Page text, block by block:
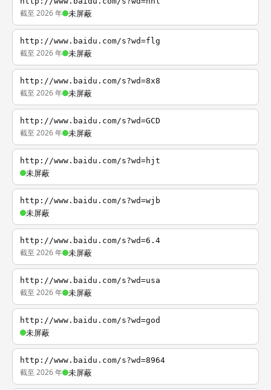
截至 2026 年 未屏蔽
http://www.baidu.com/s?wd=flg
截至 2026 年 未屏蔽
http://www.baidu.com/s?wd=8x8
截至 2026 年 未屏蔽
http://www.baidu.com/s?wd=GCD
截至 2026 年 未屏蔽
http://www.baidu.com/s?wd=hjt
未屏蔽
http://www.baidu.com/s?wd=wjb
未屏蔽
http://www.baidu.com/s?wd=6.4
截至 2026 年 未屏蔽
http://www.baidu.com/s?wd=usa
截至 2026 年 未屏蔽
http://www.baidu.com/s?wd=god
未屏蔽
http://www.baidu.com/s?wd=8964
截至 2026 年 未屏蔽